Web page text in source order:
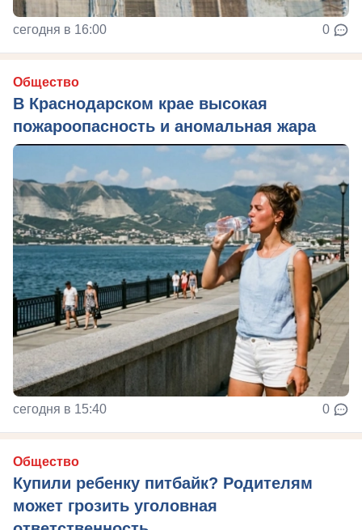
сегодня в 16:00 0
Общество
В Краснодарском крае высокая
пожароопасность и аномальная жара
сегодня в 15:40 0
Общество
Купили ребенку питбайк? Родителям
может грозить уголовная